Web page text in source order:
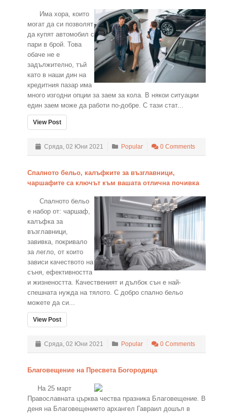
Има хора, които
могат да си позволят
да купят автомобил с
пари в брой. Това
обаче не е
задължително, тъй
като в наши дин на
кредитния пазар има
много изгодни опции за заем за кола. В някои ситуации
един заем може да работи по-добре. С тази стат...
View Post
Сряда, 02 Юни 2021 Popular 0 Comments
Спалното бельо, калъфките за възглавници,
чаршафите са ключът към вашата отлична почивка
Спалното бельо
е набор от: чаршаф,
калъфка за
възглавници,
завивка, покривало
за легло, от които
зависи качеството на
съня, ефективността
и жизнеността. Качественият и дълбок сън е най-
спешната нужда на тялото. С добро спално бельо
можете да си...
View Post
Сряда, 02 Юни 2021 Popular 0 Comments
Благовещение на Пресвета Богородица
На 25 март
Православната църква чества празника Благовещение. В
деня на Благовещението архангел Гавраил дошъл в